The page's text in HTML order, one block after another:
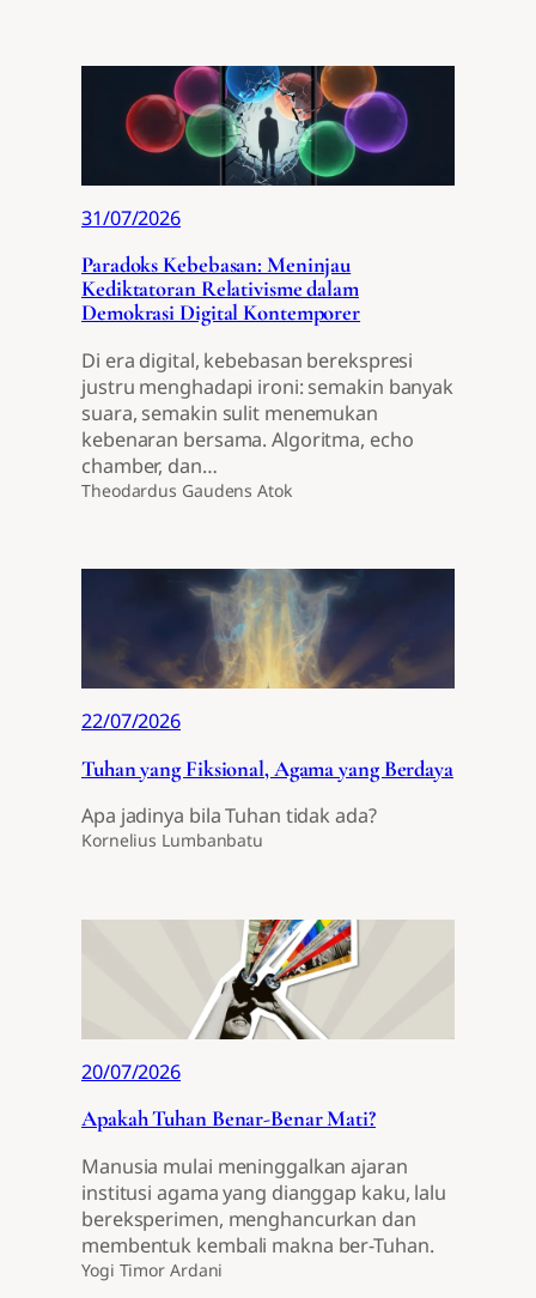
31/07/2026
Paradoks Kebebasan: Meninjau
Kediktatoran Relativisme dalam
Demokrasi Digital Kontemporer
Di era digital, kebebasan berekspresi
justru menghadapi ironi: semakin banyak
suara, semakin sulit menemukan
kebenaran bersama. Algoritma, echo
chamber, dan…
Theodardus Gaudens Atok
22/07/2026
Tuhan yang Fiksional, Agama yang Berdaya
Apa jadinya bila Tuhan tidak ada?
Kornelius Lumbanbatu
20/07/2026
Apakah Tuhan Benar-Benar Mati?
Manusia mulai meninggalkan ajaran
institusi agama yang dianggap kaku, lalu
bereksperimen, menghancurkan dan
membentuk kembali makna ber-Tuhan.
Yogi Timor Ardani